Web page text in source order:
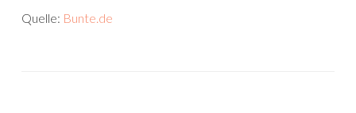
Quelle: Bunte.de